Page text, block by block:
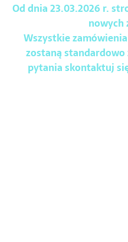
Od dnia 23.03.2026 r.
nowych
Wszystkie
zostaną standardowo
pytania skontaktuj